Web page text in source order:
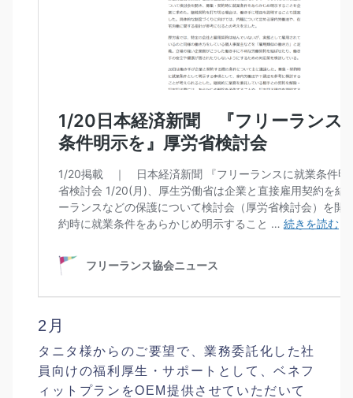
2月
タニタ様からのご要望で、業務委託化した社
員向けの福利厚生・サポートとして、ベネフ
ィットプランをOEM提供させていただいて